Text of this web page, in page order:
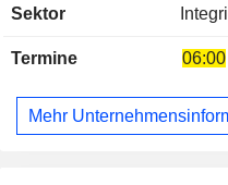
Konnektivitätsdienste,
Zahlungs-, Sicherheits-
Sektor
Termine 06:00
Mehr